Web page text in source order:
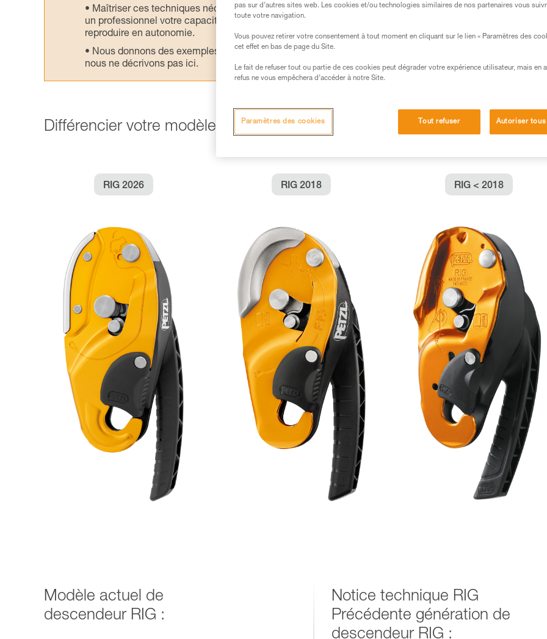
Maîtriser ces techniques nécessite une formation et un entraînement spécifique. Validez avec
un professionnel votre capacité à refaire la manipulation, seul, en toute sécurité, avant de la
reproduire en autonomie.
Nous donnons des exemples de techniques liées à votre activité. Il peut en exister d’autres que
nous ne décrivons pas ici.
Différencier votre modèle de RIG :
RIG 2026 RIG 2018 RIG < 2018
Modèle actuel de
descendeur RIG :
Notice technique RIG
Précédente génération de
descendeur RIG :
pas sur d’autres sites web. Les cookies et/ou technologies similaires de nos partenaires vous
toute votre navigation.
Vous pouvez retirer votre consentement à tout moment en cliquant sur le lien « Paramètres des
cet effet en bas de page du Site.
Le fait de refuser tout ou partie de ces cookies peut dégrader votre expérience utilisateur, mais en
refus ne vous empêchera d’accéder à notre Site.
Tout refuser Autoriser
Paramètres des cookies